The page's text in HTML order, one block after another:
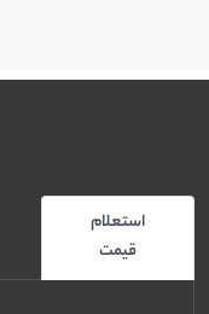
استعلام
قیمت